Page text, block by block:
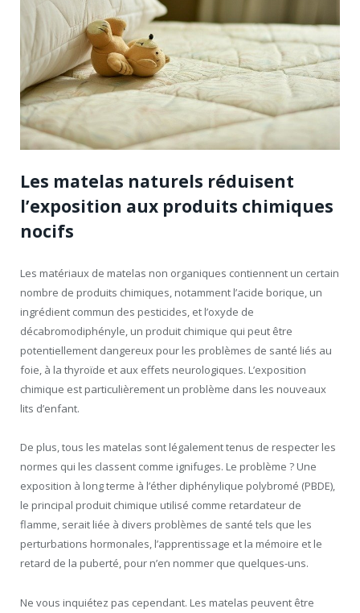
Les matelas naturels réduisent
l’exposition aux produits chimiques
nocifs
Les matériaux de matelas non organiques contiennent un certain
nombre de produits chimiques, notamment l’acide borique, un
ingrédient commun des pesticides, et l’oxyde de
décabromodiphényle, un produit chimique qui peut être
potentiellement dangereux pour les problèmes de santé liés au
foie, à la thyroïde et aux effets neurologiques. L’exposition
chimique est particulièrement un problème dans les nouveaux
lits d’enfant.
De plus, tous les matelas sont légalement tenus de respecter les
normes qui les classent comme ignifuges. Le problème ? Une
exposition à long terme à l’éther diphénylique polybromé (PBDE),
le principal produit chimique utilisé comme retardateur de
flamme, serait liée à divers problèmes de santé tels que les
perturbations hormonales, l’apprentissage et la mémoire et le
retard de la puberté, pour n’en nommer que quelques-uns.
Ne vous inquiétez pas cependant. Les matelas peuvent être